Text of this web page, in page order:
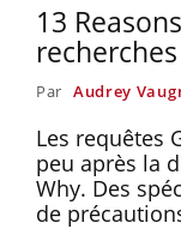
13
Par Audrey
Les requêtes
peu après la
Why. Des
de